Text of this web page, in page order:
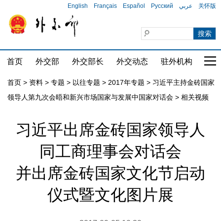
English Français Español Русский عربي 关怀版
首页 外交部 外交部长 外交动态 驻外机构 国
首页 > 资料 > 专题 > 以往专题 > 2017年专题 > 习近平主持金砖国家
领导人第九次会晤和新兴市场国家与发展中国家对话会 > 相关视频
习近平出席金砖国家领导人
同工商理事会对话会
并出席金砖国家文化节启动
仪式暨文化图片展